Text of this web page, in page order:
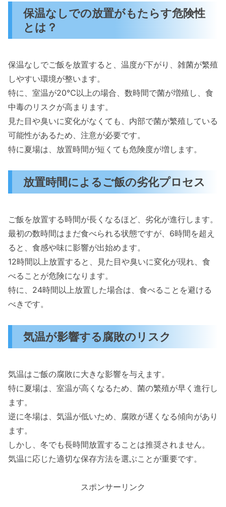
保温なしでの放置がもたらす危険性
とは？
保温なしでご飯を放置すると、温度が下がり、雑菌が繁殖
しやすい環境が整います。
特に、室温が20℃以上の場合、数時間で菌が増殖し、食
中毒のリスクが高まります。
見た目や臭いに変化がなくても、内部で菌が繁殖している
可能性があるため、注意が必要です。
特に夏場は、放置時間が短くても危険度が増します。
放置時間によるご飯の劣化プロセス
ご飯を放置する時間が長くなるほど、劣化が進行します。
最初の数時間はまだ食べられる状態ですが、6時間を超え
ると、食感や味に影響が出始めます。
12時間以上放置すると、見た目や臭いに変化が現れ、食
べることが危険になります。
特に、24時間以上放置した場合は、食べることを避ける
べきです。
気温が影響する腐敗のリスク
気温はご飯の腐敗に大きな影響を与えます。
特に夏場は、室温が高くなるため、菌の繁殖が早く進行し
ます。
逆に冬場は、気温が低いため、腐敗が遅くなる傾向があり
ます。
しかし、冬でも長時間放置することは推奨されません。
気温に応じた適切な保存方法を選ぶことが重要です。
スポンサーリンク